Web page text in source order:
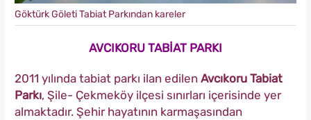
Göktürk Göleti Tabiat Parkından kareler
AVCIKORU TABİAT PARKI
2011 yılında tabiat parkı ilan edilen Avcıkoru Tabiat
Parkı, Şile- Çekmeköy ilçesi sınırları içerisinde yer
almaktadır. Şehir hayatının karmaşasından